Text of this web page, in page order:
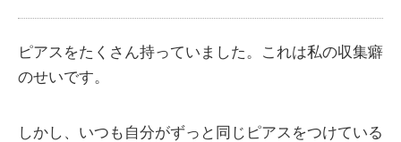
ピアスをたくさん持っていました。これは私の収集癖
のせいです。
しかし、いつも自分がずっと同じピアスをつけている